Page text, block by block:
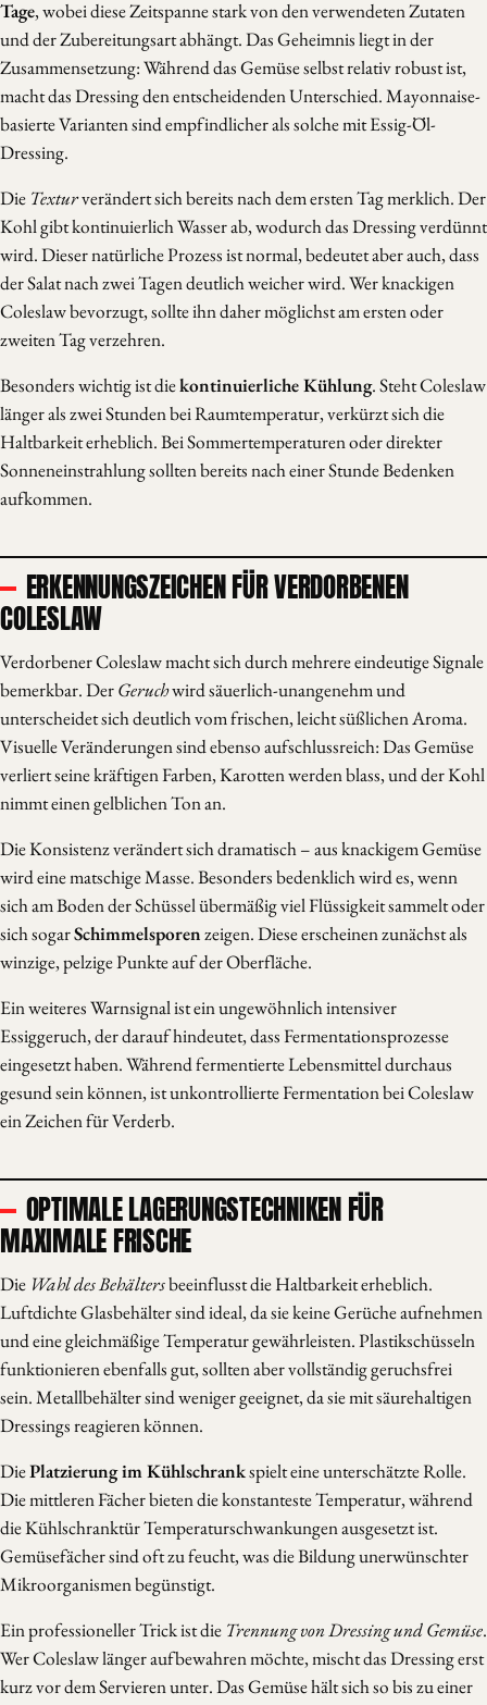
Tage, wobei diese Zeitspanne stark von den verwendeten Zutaten
und der Zubereitungsart abhängt. Das Geheimnis liegt in der
Zusammensetzung: Während das Gemüse selbst relativ robust ist,
macht das Dressing den entscheidenden Unterschied. Mayonnaise-
basierte Varianten sind empfindlicher als solche mit Essig-Öl-
Dressing.
Die Texturverändert sich bereits nach dem ersten Tag merklich. Der
Kohl gibt kontinuierlich Wasser ab, wodurch das Dressing verdünnt
wird. Dieser natürliche Prozess ist normal, bedeutet aber auch, dass
der Salat nach zwei Tagen deutlich weicher wird. Wer knackigen
Coleslaw bevorzugt, sollte ihn daher möglichst am ersten oder
zweiten Tag verzehren.
Besonders wichtig ist diekontinuierliche Kühlung. Steht Coleslaw
länger als zwei Stunden bei Raumtemperatur, verkürzt sich die
Haltbarkeit erheblich. Bei Sommertemperaturen oder direkter
Sonneneinstrahlung sollten bereits nach einer Stunde Bedenken
aufkommen.
ERKENNUNGSZEICHEN FÜR VERDORBENEN
COLESLAW
Verdorbener Coleslaw macht sich durch mehrere eindeutige Signale
bemerkbar. DerGeruchwird säuerlich-unangenehm und
unterscheidet sich deutlich vom frischen, leicht süßlichen Aroma.
Visuelle Veränderungen sind ebenso aufschlussreich: Das Gemüse
verliert seine kräftigen Farben, Karotten werden blass, und der Kohl
nimmt einen gelblichen Ton an.
Die Konsistenz verändert sich dramatisch – aus knackigem Gemüse
wird eine matschige Masse. Besonders bedenklich wird es, wenn
sich am Boden der Schüssel übermäßig viel Flüssigkeit sammelt oder
sich sogarSchimmelsporenzeigen. Diese erscheinen zunächst als
winzige, pelzige Punkte auf der Oberfläche.
Ein weiteres Warnsignal ist ein ungewöhnlich intensiver
Essiggeruch, der darauf hindeutet, dass Fermentationsprozesse
eingesetzt haben. Während fermentierte Lebensmittel durchaus
gesund sein können, ist unkontrollierte Fermentation bei Coleslaw
ein Zeichen für Verderb.
OPTIMALE LAGERUNGSTECHNIKEN FÜR
MAXIMALE FRISCHE
Die Wahl des Behältersbeeinflusst die Haltbarkeit erheblich.
Luftdichte Glasbehälter sind ideal, da sie keine Gerüche aufnehmen
und eine gleichmäßige Temperatur gewährleisten. Plastikschüsseln
funktionieren ebenfalls gut, sollten aber vollständig geruchsfrei
sein. Metallbehälter sind weniger geeignet, da sie mit säurehaltigen
Dressings reagieren können.
DiePlatzierung im Kühlschrankspielt eine unterschätzte Rolle.
Die mittleren Fächer bieten die konstanteste Temperatur, während
die Kühlschranktür Temperaturschwankungen ausgesetzt ist.
Gemüsefächer sind oft zu feucht, was die Bildung unerwünschter
Mikroorganismen begünstigt.
Ein professioneller Trick ist die Trennung von Dressing und Gemüse.
Wer Coleslaw länger aufbewahren möchte, mischt das Dressing erst
kurz vor dem Servieren unter. Das Gemüse hält sich so bis zu einer